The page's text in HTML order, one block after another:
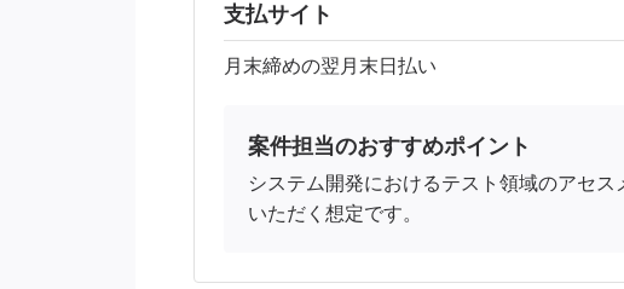
支払サイト
月末締めの翌月末日払い
案件担当のおすすめポイント
システム開発におけるテスト領域のアセ
いただく想定です。